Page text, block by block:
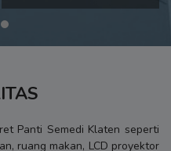
adalah bahwa peserta
waktu kurang lebih 2 jam
Panti Semedi Klaten seperti
ruang makan, LCD proyektor